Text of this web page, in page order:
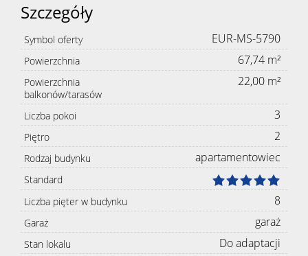
Szczegóły
Symbol oferty EUR-MS-5790
Powierzchnia 67,74 m²
Powierzchnia
balkonów/tarasów
22,00 m²
Liczba pokoi 3
Piętro 2
Rodzaj budynku apartamentowiec
Standard
Liczba pięter w budynku
8
Garaż garaż
Stan lokalu Do adaptacji